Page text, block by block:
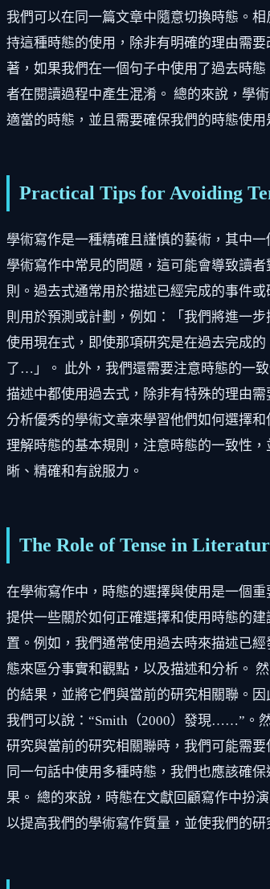
我們可以在同一篇文章中隨意切換時態。
持這種時態的使用，除非有明確的理由需
著，如果我們在一個句子中使用了過去時
者在閱讀過程中產生混淆。 總的來說，學
適當的時態，並且需要確保我們的時態使
Practical Tips for Avoiding
學術寫作是一種精確且謹慎的藝術，其中
學術寫作中常見的問題，這可能會導致讀
則。過去式通常用於描述已經完成的事件
則用於預測或計劃，例如：「我們將進一
使用現在式，即使那項研究是在過去完成
了…」。 此外，我們還需要注意時態的一
描述中都使用過去式，除非有特殊的理由
分析優秀的學術文章來學習他們如何選擇
理解時態的基本規則，注意時態的一致性
晰、精確和有說服力。
The Role of Tense in
在學術寫作中，時態的選擇與使用是一個
提供一些關於如何正確選擇和使用時態的
置。例如，我們通常使用過去時來描述已
態來區分事實和觀點，以及描述和分析。
的結果，並將它們與當前的研究相關聯。
我們可以說：“Smith（2000）發現……”。
研究與當前的研究相關聯時，我們可能需
同一句話中使用多種時態，我們也應該確
果。 總的來說，時態在文獻回顧寫作中扮
以提高我們的學術寫作質量，並使我們的研